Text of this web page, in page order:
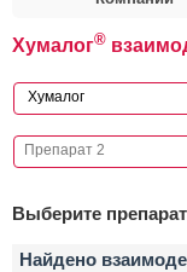
Хумалог®
Выберите
Найдено